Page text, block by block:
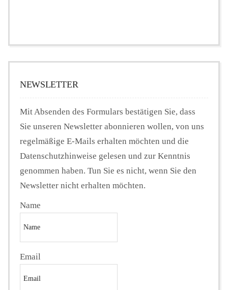
NEWSLETTER
Mit Absenden des Formulars bestätigen Sie, dass
Sie unseren Newsletter abonnieren wollen, von uns
regelmäßige E-Mails erhalten möchten und die
Datenschutzhinweise gelesen und zur Kenntnis
genommen haben. Tun Sie es nicht, wenn Sie den
Newsletter nicht erhalten möchten.
Name
Email